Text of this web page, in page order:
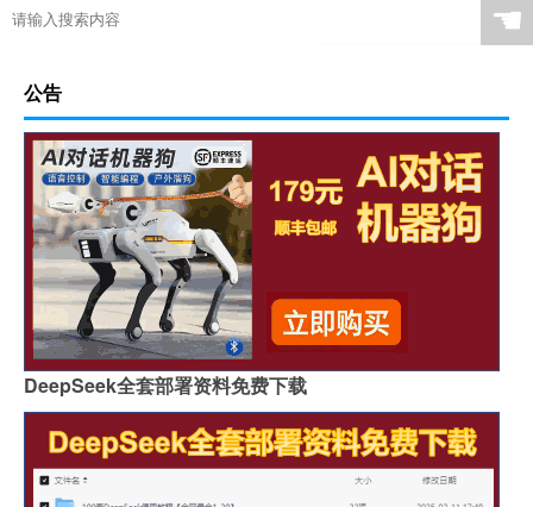
☚
公告
DeepSeek全套部署资料免费下载